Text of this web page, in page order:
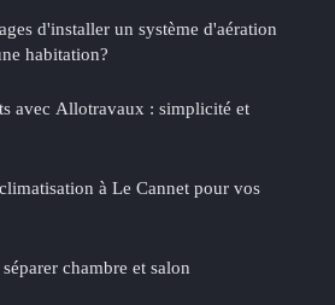
d'installer un système d'aération
habitation?
avec Allotravaux : simplicité et
à Le Cannet pour vos
chambre et salon